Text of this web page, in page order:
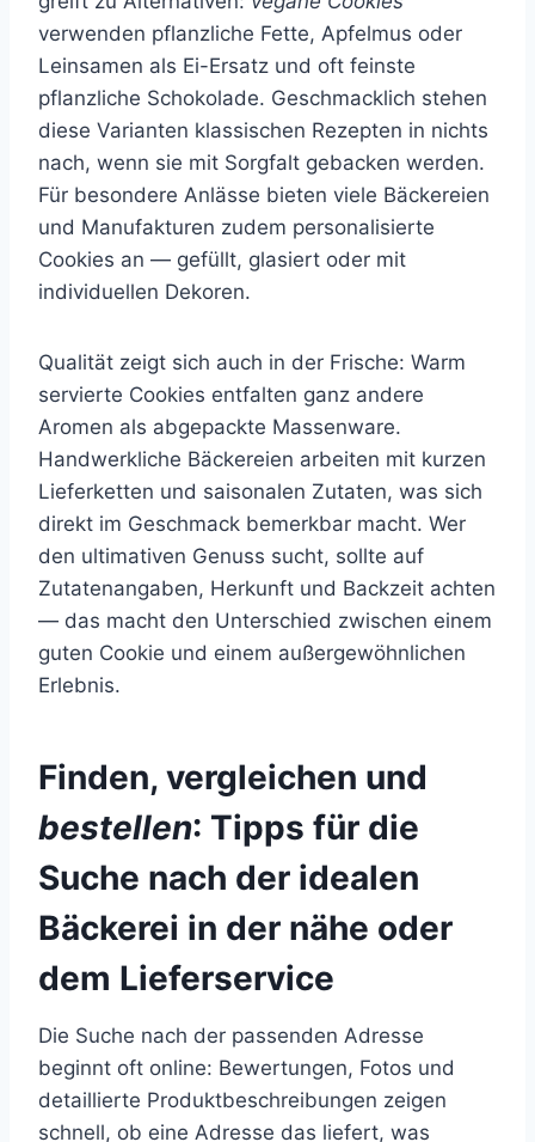
verwenden pflanzliche Fette, Apfelmus oder
Leinsamen als Ei-Ersatz und oft feinste
pflanzliche Schokolade. Geschmacklich stehen
diese Varianten klassischen Rezepten in nichts
nach, wenn sie mit Sorgfalt gebacken werden.
Für besondere Anlässe bieten viele Bäckereien
und Manufakturen zudem personalisierte
Cookies an — gefüllt, glasiert oder mit
individuellen Dekoren.
Qualität zeigt sich auch in der Frische: Warm
servierte Cookies entfalten ganz andere
Aromen als abgepackte Massenware.
Handwerkliche Bäckereien arbeiten mit kurzen
Lieferketten und saisonalen Zutaten, was sich
direkt im Geschmack bemerkbar macht. Wer
den ultimativen Genuss sucht, sollte auf
Zutatenangaben, Herkunft und Backzeit achten
— das macht den Unterschied zwischen einem
guten Cookie und einem außergewöhnlichen
Erlebnis.
Finden, vergleichen und
bestellen: Tipps für die
Suche nach der idealen
Bäckerei in der nähe oder
dem Lieferservice
Die Suche nach der passenden Adresse
beginnt oft online: Bewertungen, Fotos und
detaillierte Produktbeschreibungen zeigen
schnell, ob eine Adresse das liefert, was